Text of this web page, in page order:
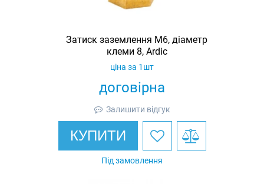
Затиск заземлення M6, діаметр
клеми 8, Ardic
договірна
ціна за 1шт
Залишити відгук
КУПИТИ
Під замовлення